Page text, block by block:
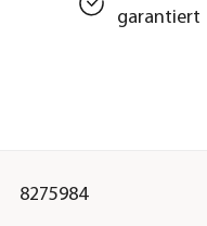
garantiert
8275984